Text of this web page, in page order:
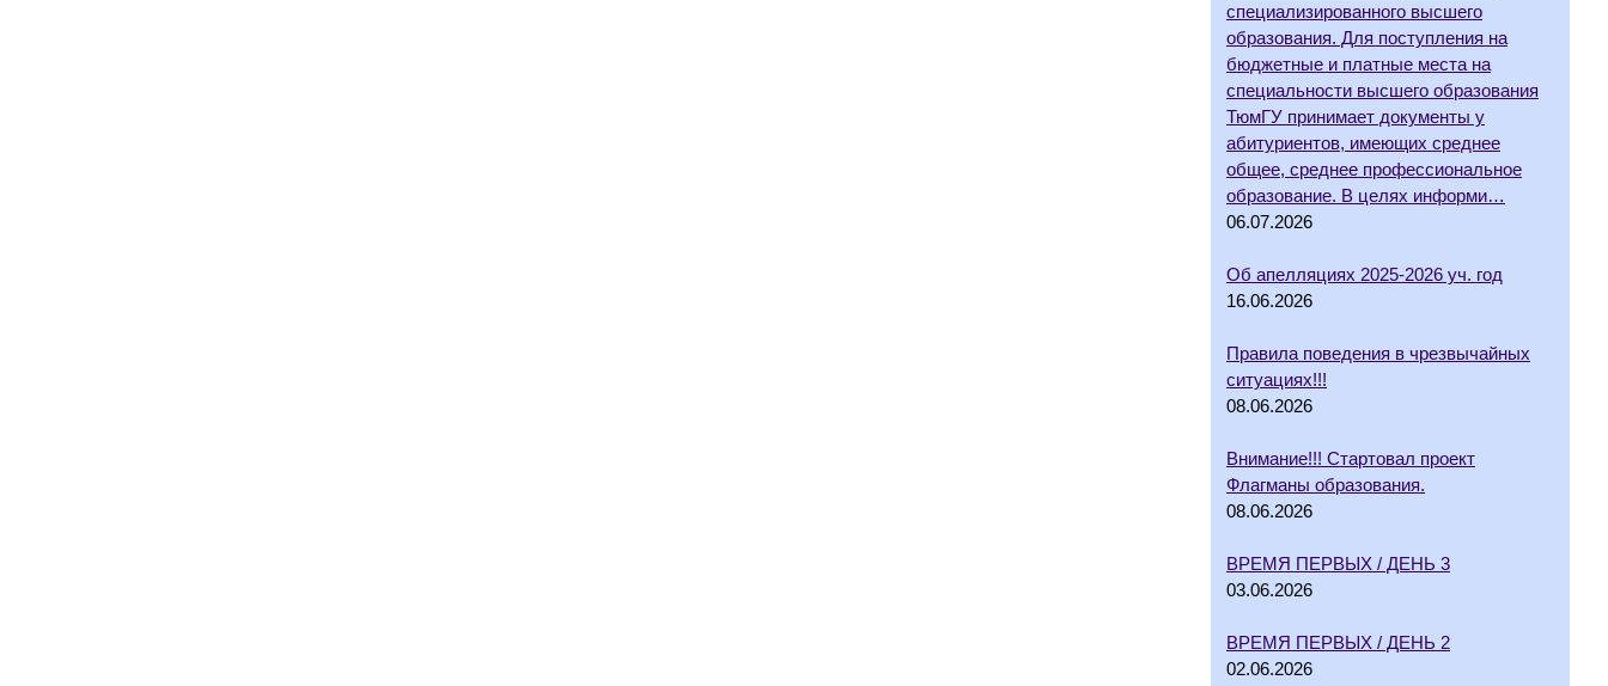
специализированного высшего
образования. Для поступления на
бюджетные и платные места на
специальности высшего образования
ТюмГУ принимает документы у
абитуриентов, имеющих среднее
общее, среднее профессиональное
образование. В целях информи…
06.07.2026
Об апелляциях 2025-2026 уч. год
16.06.2026
Правила поведения в чрезвычайных
ситуациях!!!
08.06.2026
Внимание!!! Стартовал проект
Флагманы образования.
08.06.2026
ВРЕМЯ ПЕРВЫХ / ДЕНЬ 3
03.06.2026
ВРЕМЯ ПЕРВЫХ / ДЕНЬ 2
02.06.2026